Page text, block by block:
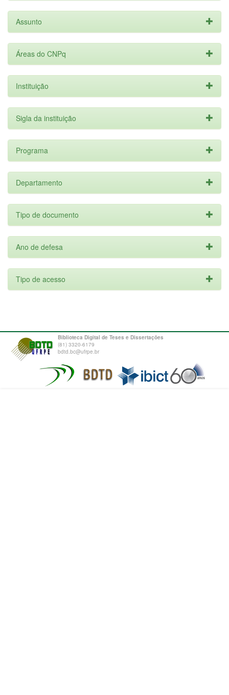
Assunto
Áreas do CNPq
Instituição
Sigla da instituição
Programa
Departamento
Tipo de documento
Ano de defesa
Tipo de acesso
Biblioteca Digital de Teses e Dissertações
(81) 3320-6179
bdtd.bc@ufrpe.br